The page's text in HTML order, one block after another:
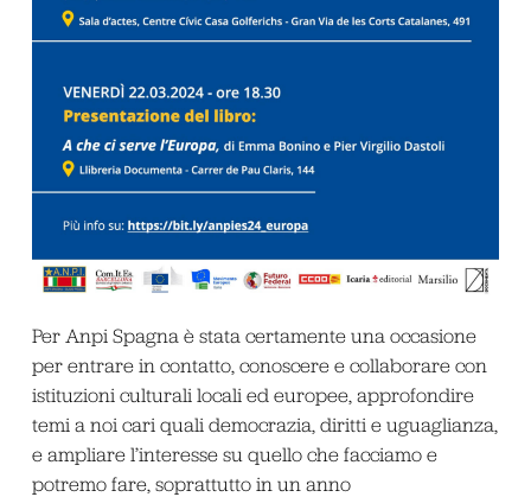
Per Anpi Spagna è stata certamente una occasione
per entrare in contatto, conoscere e collaborare con
istituzioni culturali locali ed europee, approfondire
temi a noi cari quali democrazia, diritti e uguaglianza,
e ampliare l’interesse su quello che facciamo e
potremo fare, soprattutto in un anno